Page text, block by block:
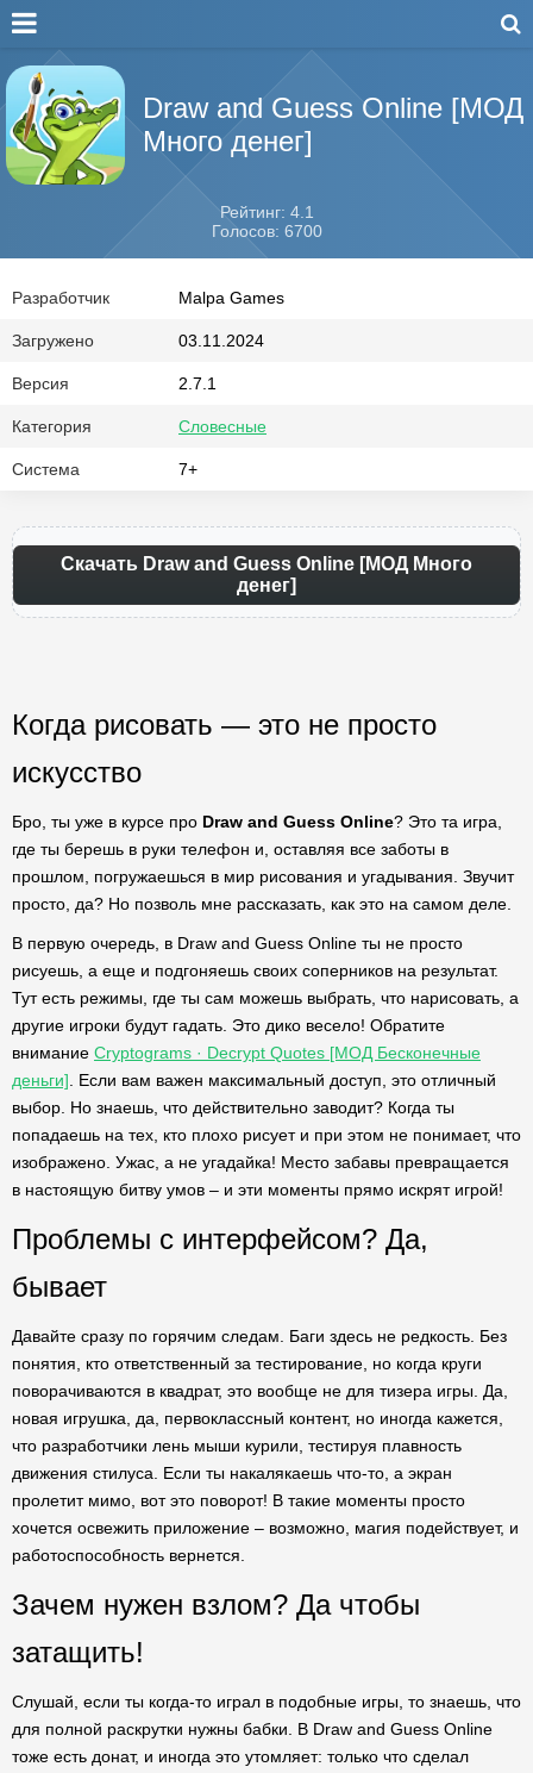
Draw and Guess Online [МОД
Много денег]
Рейтинг: 4.1
Голосов: 6700
Разработчик Malpa Games
Загружено 03.11.2024
Версия 2.7.1
Категория Словесные
Система 7+
Скачать Draw and Guess Online [МОД Много
денег]
Когда рисовать — это не просто
искусство
Бро, ты уже в курсе про Draw and Guess Online? Это та игра,
где ты берешь в руки телефон и, оставляя все заботы в
прошлом, погружаешься в мир рисования и угадывания. Звучит
просто, да? Но позволь мне рассказать, как это на самом деле.
В первую очередь, в Draw and Guess Online ты не просто
рисуешь, а еще и подгоняешь своих соперников на результат.
Тут есть режимы, где ты сам можешь выбрать, что нарисовать, а
другие игроки будут гадать. Это дико весело! Обратите
внимание Cryptograms · Decrypt Quotes [МОД Бесконечные
деньги] . Если вам важен максимальный доступ, это отличный
выбор. Но знаешь, что действительно заводит? Когда ты
попадаешь на тех, кто плохо рисует и при этом не понимает, что
изображено. Ужас, а не угадайка! Место забавы превращается
в настоящую битву умов – и эти моменты прямо искрят игрой!
Проблемы с интерфейсом? Да,
бывает
Давайте сразу по горячим следам. Баги здесь не редкость. Без
понятия, кто ответственный за тестирование, но когда круги
поворачиваются в квадрат, это вообще не для тизера игры. Да,
новая игрушка, да, первоклассный контент, но иногда кажется,
что разработчики лень мыши курили, тестируя плавность
движения стилуса. Если ты накалякаешь что-то, а экран
пролетит мимо, вот это поворот! В такие моменты просто
хочется освежить приложение – возможно, магия подействует, и
работоспособность вернется.
Зачем нужен взлом? Да чтобы
затащить!
Слушай, если ты когда-то играл в подобные игры, то знаешь, что
для полной раскрутки нужны бабки. В Draw and Guess Online
тоже есть донат, и иногда это утомляет: только что сделал